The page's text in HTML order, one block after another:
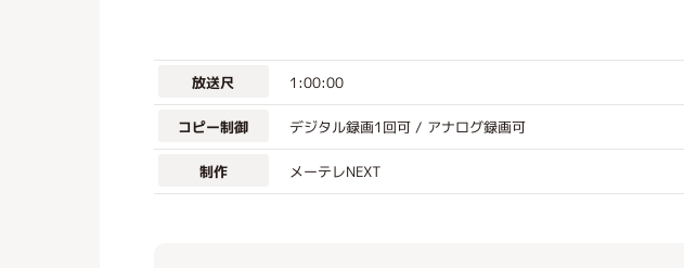
放送尺 1:00:00
コピー制御 デジタル録画1回可 / アナログ録画可
制作 メーテレNEXT